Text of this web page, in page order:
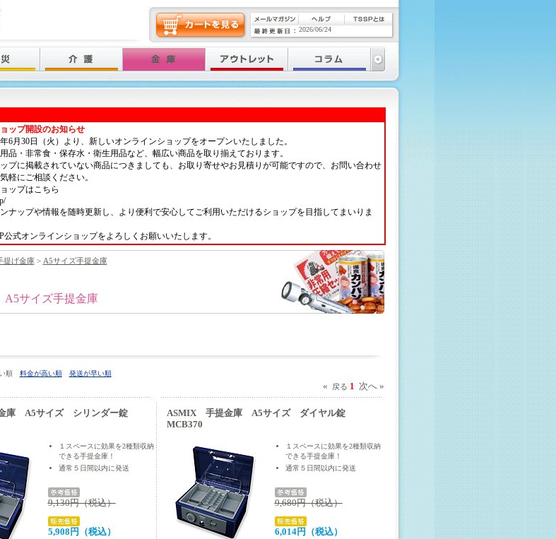
ップ開設のお知らせ
6月30日（火）より、新しいオンラインショップをオープンいたしました。
品・非常食・保存水・衛生用品など、幅広い商品を取り揃えております。
プに掲載されていない商品につきましても、お取り寄せやお見積りが可能ですので、お問い合わせ
軽にご相談ください。
ップはこちら
ナップや情報を随時更新し、より便利で安心してご利用いただけるショップを目指してまいりま
公式オンラインショップをよろしくお願いいたします。
提げ金庫> A5サイズ手提金庫
A5サイズ手提金庫
順 料金が高い順 発送が早い順
« 戻る 1 次へ »
庫 A5サイズ シリンダー錠
１スペースに効果を2種類収納
できる手提金庫！
通常５日間以内に発送
9,130円（税込）
5,908円（税込）
ASMIX 手提金庫 A5サイズ ダイヤル錠
MCB370
１スペースに効果を2種類収納
できる手提金庫！
通常５日間以内に発送
9,680円（税込）
6,014円（税込）
2026/06/24